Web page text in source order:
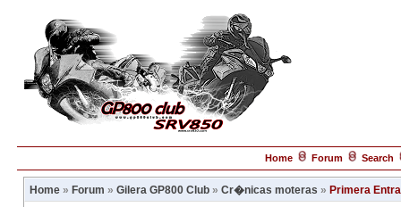
Home Forum Search
Home » Forum » Gilera GP800 Club » Cr�nicas moteras » Primera